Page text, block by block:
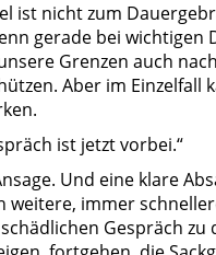
ist nicht zum
gerade bei wichtigen
Grenzen auch
Aber im Einzelfall
ist jetzt vorbei.“
Und eine klare
weitere, immer
Gespräch zu